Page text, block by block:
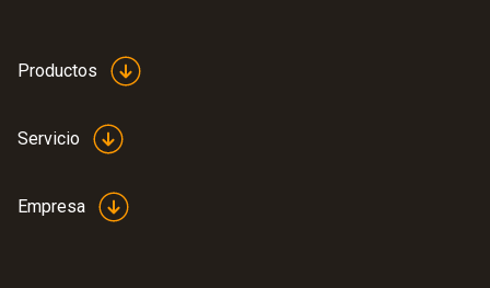
Productos
Servicio
Empresa